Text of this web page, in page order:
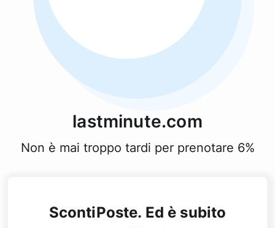
lastminute.com
Non è mai troppo tardi per prenotare 6%
ScontiPoste. Ed è subito